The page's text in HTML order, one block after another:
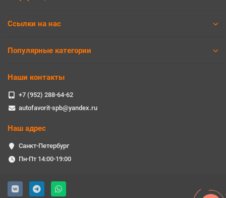
Ссылки на нас
Популярные категории
Наши контакты
+7 (952) 288-64-62
autofavorit-spb@yandex.ru
Наш адрес
Санкт-Петербург
Пн-Пт 14:00-19:00